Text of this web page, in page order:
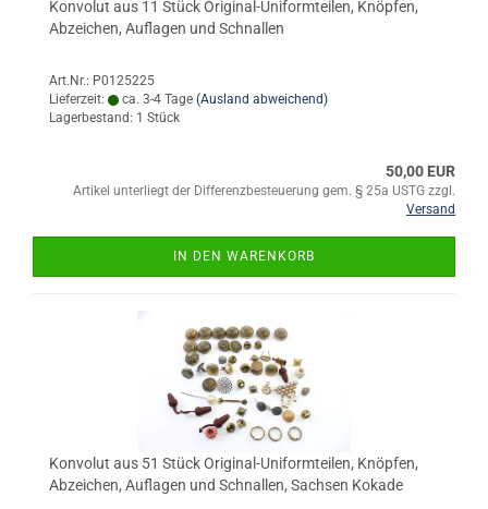
Konvolut aus 11 Stück Original-Uniformteilen, Knöpfen,
Abzeichen, Auflagen und Schnallen
Art.Nr.: P0125225
Lieferzeit:
ca. 3-4 Tage (Ausland abweichend)
Lagerbestand: 1 Stück
50,00 EUR
Artikel unterliegt der Differenzbesteuerung gem. § 25a USTG zzgl.
Versand
IN DEN WARENKORB
Konvolut aus 51 Stück Original-Uniformteilen, Knöpfen,
Abzeichen, Auflagen und Schnallen, Sachsen Kokade